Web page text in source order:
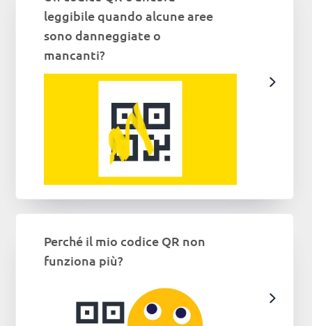
leggibile quando alcune aree
sono danneggiate o
mancanti?
Perché il mio codice QR non
funziona più?